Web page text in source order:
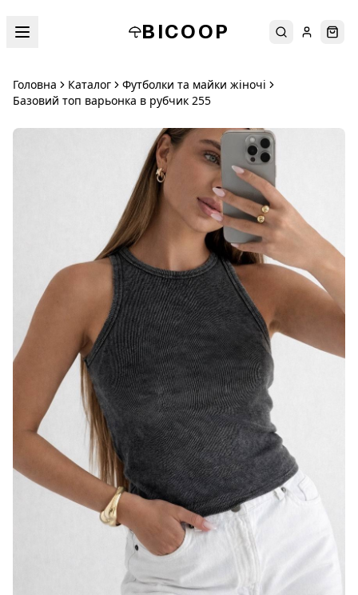
BICOOP ПошукУвійти
Головна Каталог
Футболки та майки жіночі
Базовий топ варьонка в рубчик 255